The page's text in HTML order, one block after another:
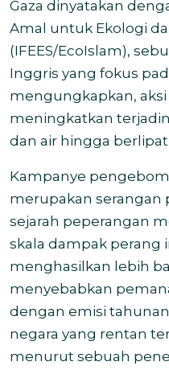
Gaza dinyatakan
Amal untuk Ekologi
(IFEES/EcoIslam),
Inggris yang fokus
mengungkapkan,
meningkatkan
dan air hingga
Kampanye
merupakan serangan
sejarah peperangan
skala dampak perang
menghasilkan lebih
menyebabkan
dengan emisi
negara yang rentan
menurut sebuah